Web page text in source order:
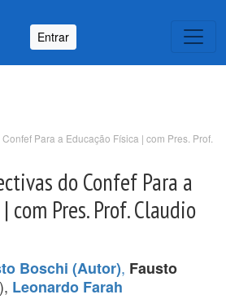
Entrar
Para a Educação Física | com Pres. Prof.
do Confef Para a
com Pres. Prof. Claudio
Boschi (Autor), Fausto
Leonardo Farah